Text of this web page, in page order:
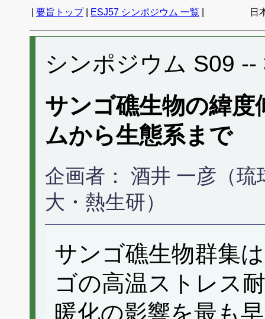
要旨トップ| ESJ57 シンポジウム 一覧 日
シンポジウム S09
サンゴ礁生物の緯
ムから生態系まで
企画者： 酒井 一彦（
大・熱生研）
サンゴ礁生物群集
ゴの高温ストレス
暖化の影響を最も